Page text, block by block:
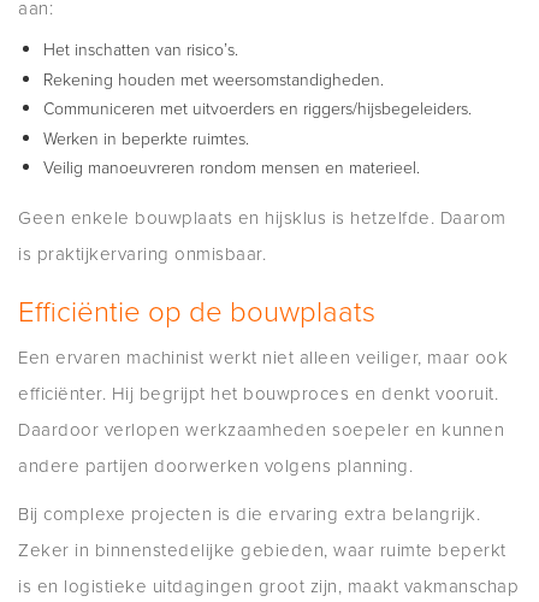
aan:
Het inschatten van risico’s.
Rekening houden met weersomstandigheden.
Communiceren met uitvoerders en riggers/hijsbegeleiders.
Werken in beperkte ruimtes.
Veilig manoeuvreren rondom mensen en materieel.
Geen enkele bouwplaats en hijsklus is hetzelfde. Daarom
is praktijkervaring onmisbaar.
Efficiëntie op de bouwplaats
Een ervaren machinist werkt niet alleen veiliger, maar ook
efficiënter. Hij begrijpt het bouwproces en denkt vooruit.
Daardoor verlopen werkzaamheden soepeler en kunnen
andere partijen doorwerken volgens planning.
Bij complexe projecten is die ervaring extra belangrijk.
Zeker in binnenstedelijke gebieden, waar ruimte beperkt
is en logistieke uitdagingen groot zijn, maakt vakmanschap